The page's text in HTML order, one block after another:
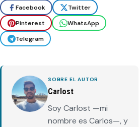
Facebook
Twitter
Pinterest
WhatsApp
Telegram
SOBRE EL AUTOR
Carlost
Soy Carlost —mi
nombre es Carlos—, y